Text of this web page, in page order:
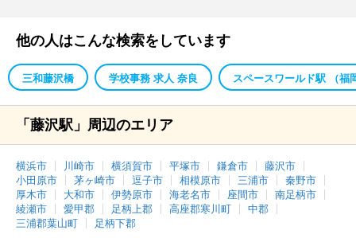
他の人はこんな検索をしています
三和藤沢橋 学校事務 求人 奈良 スペースワールド駅 （福
「藤沢駅」周辺のエリア
横浜市 川崎市 横須賀市 平塚市 鎌倉市
藤沢市
小田原市
茅ヶ崎市 逗子市 相模原市 三浦市
秦野市
厚木市
大和市 伊勢原市 海老名市 座間市
南足柄市
綾瀬市
愛甲郡 足柄上郡 高座郡寒川町
中郡
三浦郡葉山町
足柄下郡